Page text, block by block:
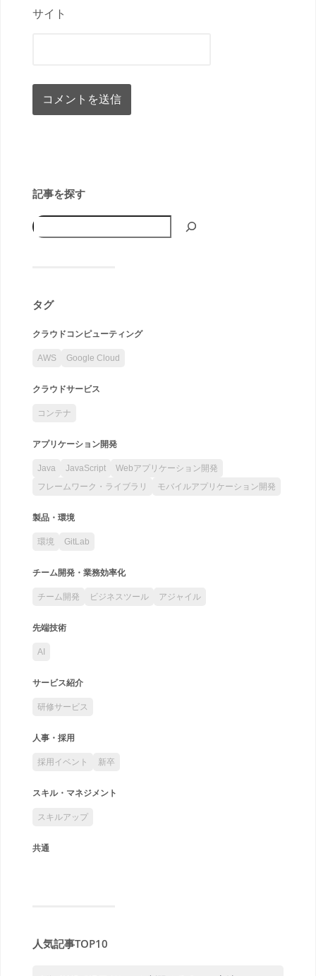
サイト
記事を探す
タグ
クラウドコンピューティング
AWS Google Cloud
クラウドサービス
コンテナ
アプリケーション開発
Java JavaScript
Webアプリケーション開発
フレームワーク・ライブラリ
モバイルアプリケーション開発
製品・環境
環境 GitLab
チーム開発・業務効率化
チーム開発 ビジネスツール アジャイル
先端技術
AI
サービス紹介
研修サービス
人事・採用
採用イベント 新卒
スキル・マネジメント
スキルアップ
共通
人気記事TOP10